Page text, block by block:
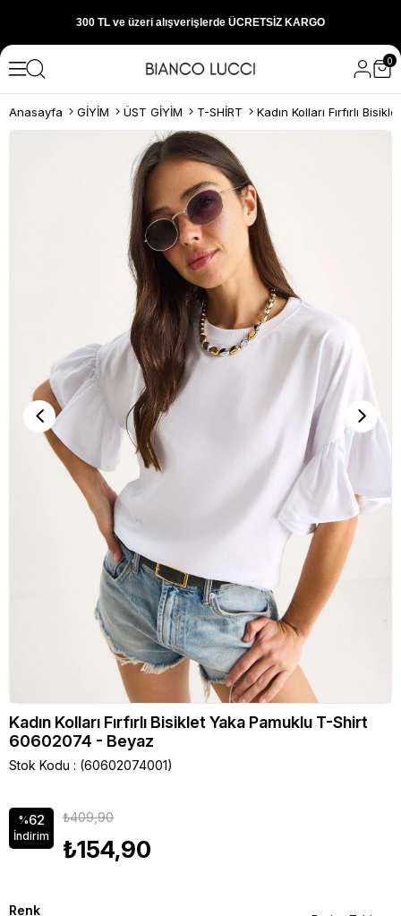
300 TL ve üzeri alışverişlerde ÜCRETSİZ KARGO
1000 TL ve üzeri alışverişlerde 150 TL İNDİRİM
Yeni sezon ürünlerini hemen keşfedin
300 TL ve üzeri alışverişlerde ÜCRETSİZ KARGO
1000 TL ve üzeri alışverişlerde 150 TL İNDİRİM
0
Anasayfa GİYİM ÜST GİYİM T-SHİRT
Kadın Kolları Fırfırlı Bisiklet Yaka Pamuklu T-Shirt
60602074 - Beyaz
Stok Kodu (60602074001)
%62
İndirim
₺409,90
₺154,90
Renk